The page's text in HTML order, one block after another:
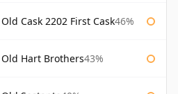
Cask 2202 First Cask46%
Hart Brothers43%